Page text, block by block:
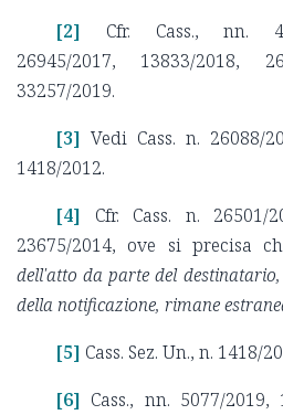
[2] Cfr. Cass., nn.
26945/2017, 13833/2018,
33257/2019.
[3] Vedi Cass. n. 26088/
1418/2012.
[4] Cfr. Cass. n. 26501/
23675/2014, ove si precisa
dell'atto da parte del
della notificazione, rimane
[5] Cass. Sez. Un., n. 1418/
[6] Cass., nn. 5077/2019,